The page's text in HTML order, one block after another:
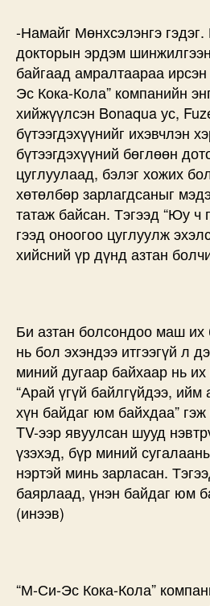
-Намайг Мөнхсэлэнгэ
докторын эрдэм
байгаад амралтаараа
Эс Кока-Кола” компанийн
хийжүүлсэн Bonaqua ус,
бүтээгдэхүүнийг ихэвчлэн
бүтээгдэхүүний бөглөөн
цуглуулаад, бэлэг хожих
хөтөлбөр зарлагдсаныг
татаж байсан. Тэгээд “Юу ч
гээд оноогоо цуглуулж
хийсний үр дүнд азтан
Би азтан болсондоо маш их
нь бол эхэндээ итгээгүй л
миний дугаар байхаар нь их
“Арай үгүй байлгүйдээ, ийм
хүн байдаг юм байхдаа”
TV-ээр явуулсан шууд
үзэхэд, бүр миний
нэртэй минь зарласан.
баярлаад, үнэн байдаг юм
(инээв)
“М-Си-Эс Кока-Кола”